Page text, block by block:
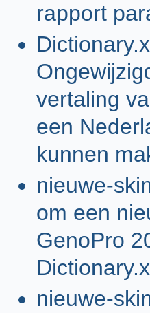
rapport
vertaling
een
kunnen
nieuwe-
om een
GenoPro
nieuwe-